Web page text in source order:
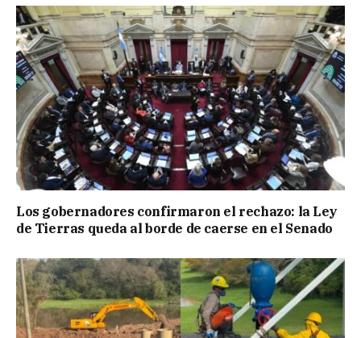
Los gobernadores confirmaron el rechazo: la Ley
de Tierras queda al borde de caerse en el Senado